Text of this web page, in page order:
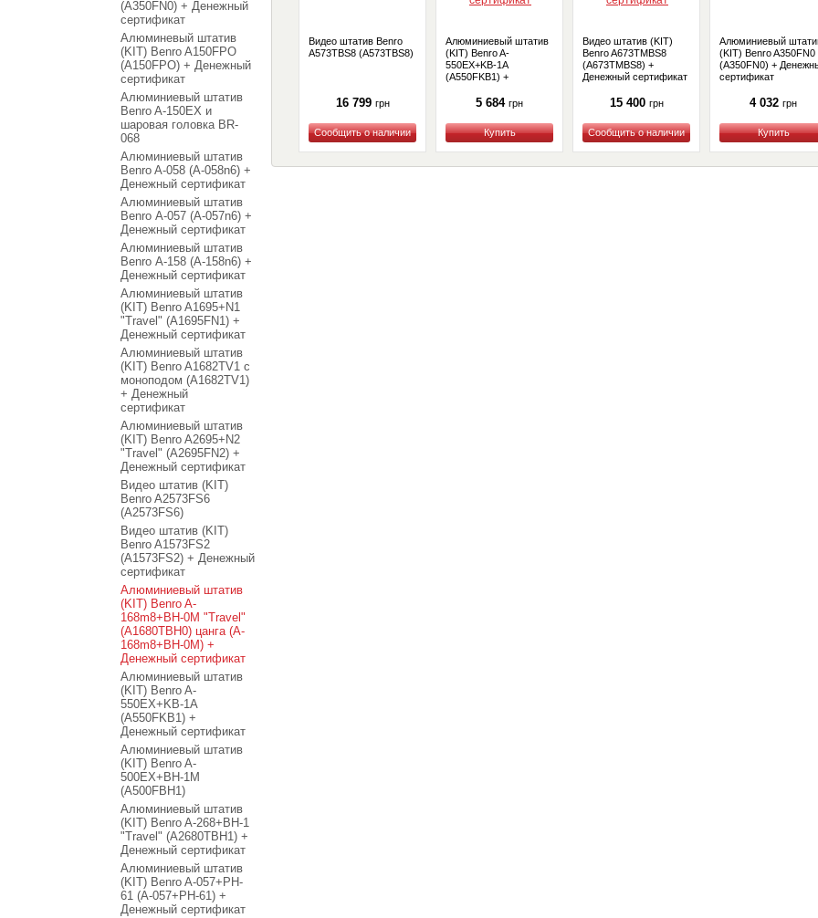
Видео штатив Benro
A573TBS8 (A573TBS8)
16 799 грн
Купить
Алюминиевый штатив
(KIT) Benro A-
550EX+KB-1A
(A550FKB1) +
5 684 грн
Купить
Видео штатив (KIT)
Benro A673TMBS8
(A673TMBS8) +
Денежный сертификат
15 400 грн
Купить
Алюминиевый
(KIT) Benro A350FN0
(A350FN0) +
сертификат
4 032 грн
Купить
(A350FN0) + Денежный
сертификат
Алюминевый штатив
(KIT) Benro A150FPO
(A150FPO) + Денежный
сертификат
Алюминиевый штатив
Benro A-150EX и
шаровая головка BR-
068
Алюминиевый штатив
Benro A-058 (A-058n6) +
Денежный сертификат
Алюминиевый штатив
Benro А-057 (A-057n6) +
Денежный сертификат
Алюминиевый штатив
Benro А-158 (A-158n6) +
Денежный сертификат
Алюминиевый штатив
(KIT) Benro A1695+N1
"Travel" (A1695FN1) +
Денежный сертификат
Алюминиевый штатив
(KIT) Benro A1682TV1 с
моноподом (A1682TV1)
+ Денежный
сертификат
Алюминиевый штатив
(KIT) Benro A2695+N2
"Travel" (A2695FN2) +
Денежный сертификат
Видео штатив (KIT)
Benro A2573FS6
(A2573FS6)
Видео штатив (KIT)
Benro A1573FS2
(A1573FS2) + Денежный
сертификат
Алюминиевый штатив
(KIT) Benro A-
168m8+BH-0M "Travel"
(A1680TBH0) цанга (A-
168m8+BH-0M) +
Денежный сертификат
Алюминиевый штатив
(KIT) Benro A-
550EX+KB-1A
(A550FKB1) +
Денежный сертификат
Алюминиевый штатив
(KIT) Benro A-
500EX+BH-1M
(A500FBH1)
Алюминиевый штатив
(KIT) Benro A-268+BH-1
"Travel" (A2680TBH1) +
Денежный сертификат
Алюминиевый штатив
(KIT) Benro A-057+PH-
61 (A-057+PH-61) +
Денежный сертификат